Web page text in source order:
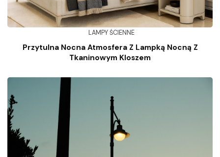
LAMPY ŚCIENNE
Przytulna Nocna Atmosfera Z Lampką Nocną Z
Tkaninowym Kloszem